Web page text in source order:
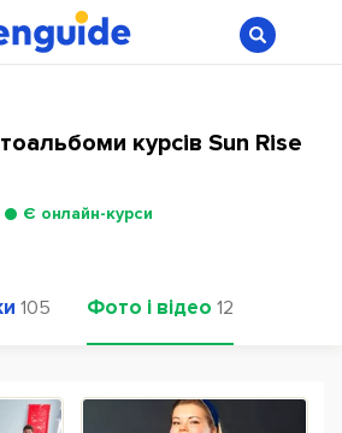
курсів Sun Rise
Є онлайн-курси
105 Фото і відео 12